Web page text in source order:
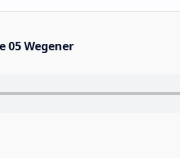
Wegener